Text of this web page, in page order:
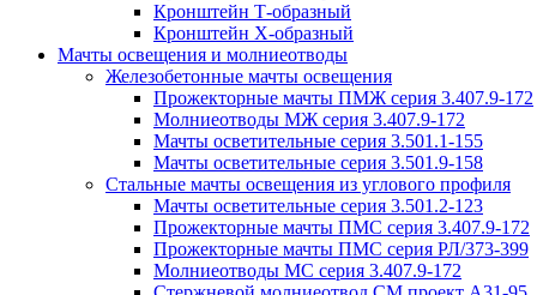
Кронштейн Т-образный
Кронштейн Х-образный
Мачты освещения и молниеотводы
Железобетонные мачты освещения
Прожекторные мачты ПМЖ серия 3.407.9-172
Молниеотводы МЖ серия 3.407.9-172
Мачты осветительные серия 3.501.1-155
Мачты осветительные серия 3.501.9-158
Стальные мачты освещения из углового профиля
Мачты осветительные серия 3.501.2-123
Прожекторные мачты ПМС серия 3.407.9-172
Прожекторные мачты ПМС серия РЛ/373-399
Молниеотводы МС серия 3.407.9-172